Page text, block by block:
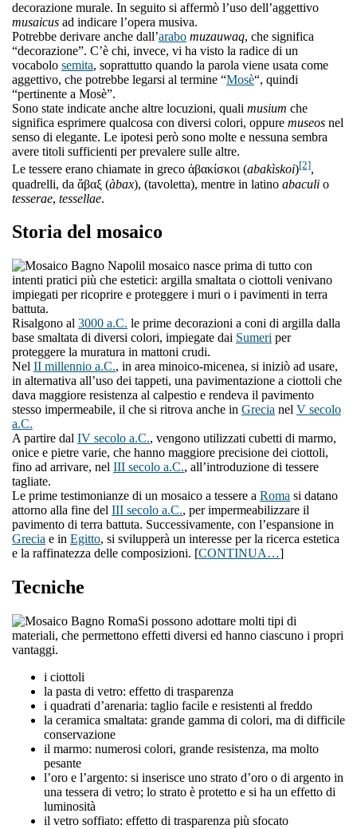
decorazione murale. In seguito si affermò l’uso dell’aggettivo
musaicus ad indicare l’opera musiva.
Potrebbe derivare anche dall’arabo muzauwaq, che significa
“decorazione”. C’è chi, invece, vi ha visto la radice di un
vocabolo semita, soprattutto quando la parola viene usata come
aggettivo, che potrebbe legarsi al termine “Mosè“, quindi
“pertinente a Mosè”.
Sono state indicate anche altre locuzioni, quali musium che
significa esprimere qualcosa con diversi colori, oppure museos nel
senso di elegante. Le ipotesi però sono molte e nessuna sembra
avere titoli sufficienti per prevalere sulle altre.
Le tessere erano chiamate in greco ἀβακίσκοι (abakìskoi)[2],
quadrelli, da ἄβαξ (àbax), (tavoletta), mentre in latino abaculi o
tesserae, tessellae.
Storia del mosaico
l mosaico nasce prima di tutto con
intenti pratici più che estetici: argilla smaltata o ciottoli venivano
impiegati per ricoprire e proteggere i muri o i pavimenti in terra
battuta.
Risalgono al 3000 a.C. le prime decorazioni a coni di argilla dalla
base smaltata di diversi colori, impiegate dai Sumeri per
proteggere la muratura in mattoni crudi.
Nel II millennio a.C., in area minoico-micenea, si iniziò ad usare,
in alternativa all’uso dei tappeti, una pavimentazione a ciottoli che
dava maggiore resistenza al calpestio e rendeva il pavimento
stesso impermeabile, il che si ritrova anche in Grecia nel V secolo
a.C.
A partire dal IV secolo a.C., vengono utilizzati cubetti di marmo,
onice e pietre varie, che hanno maggiore precisione dei ciottoli,
fino ad arrivare, nel III secolo a.C., all’introduzione di tessere
tagliate.
Le prime testimonianze di un mosaico a tessere a Roma si datano
attorno alla fine del III secolo a.C., per impermeabilizzare il
pavimento di terra battuta. Successivamente, con l’espansione in
Grecia e in Egitto, si svilupperà un interesse per la ricerca estetica
e la raffinatezza delle composizioni. [CONTINUA…]
Tecniche
Si possono adottare molti tipi di
materiali, che permettono effetti diversi ed hanno ciascuno i propri
vantaggi.
i ciottoli
la pasta di vetro: effetto di trasparenza
i quadrati d’arenaria: taglio facile e resistenti al freddo
la ceramica smaltata: grande gamma di colori, ma di difficile
conservazione
il marmo: numerosi colori, grande resistenza, ma molto
pesante
l’oro e l’argento: si inserisce uno strato d’oro o di argento in
una tessera di vetro; lo strato è protetto e si ha un effetto di
luminosità
il vetro soffiato: effetto di trasparenza più sfocato